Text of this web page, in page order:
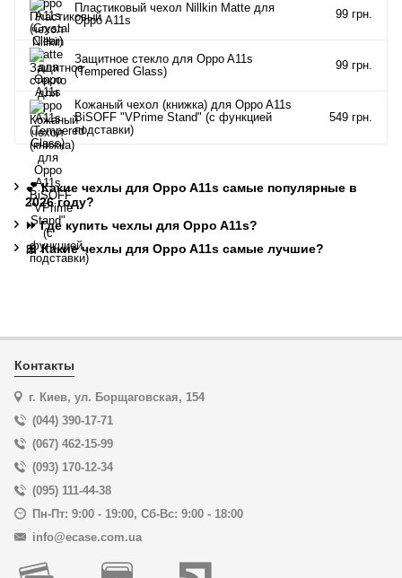
Пластиковый чехол Nillkin Matte для
Oppo A11s
99 грн.
Защитное стекло для Oppo A11s
(Tempered Glass)
99 грн.
Кожаный чехол (книжка) для Oppo A11s
BiSOFF "VPrime Stand" (с функцией
подставки)
549 грн.
💕 Какие чехлы для Oppo A11s самые популярные в
2026 году?
⏩ Где купить чехлы для Oppo A11s?
🎀 Какие чехлы для Oppo A11s самые лучшие?
Контакты
г. Киев, ул. Борщаговская, 154
(044) 390-17-71
(067) 462-15-99
(093) 170-12-34
(095) 111-44-38
Пн-Пт: 9:00 - 19:00, Сб-Вс: 9:00 - 18:00
info@ecase.com.ua